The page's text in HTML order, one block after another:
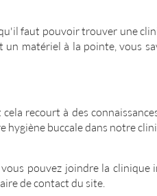
faut pouvoir trouver une
matériel à la pointe, vous
recourt à des
hygiène buccale dans notre
pouvez joindre la clinique
de contact du site.